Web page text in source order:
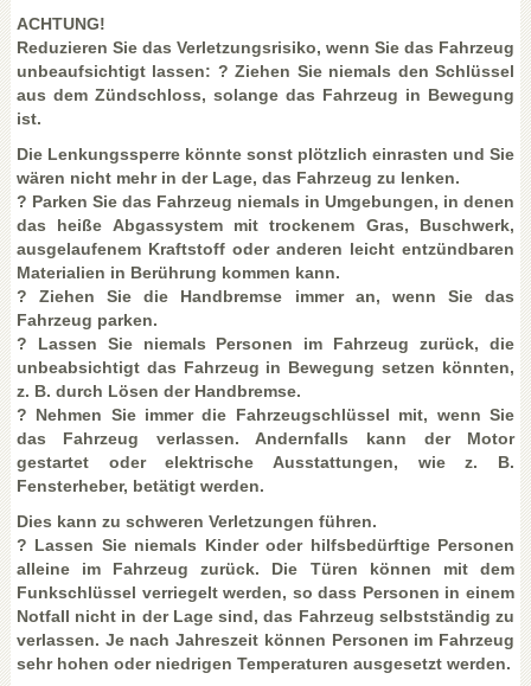
ACHTUNG!
Reduzieren Sie das Verletzungsrisiko, wenn Sie das Fahrzeug
unbeaufsichtigt lassen: ? Ziehen Sie niemals den Schlüssel
aus dem Zündschloss, solange das Fahrzeug in Bewegung
ist.
Die Lenkungssperre könnte sonst plötzlich einrasten und Sie
wären nicht mehr in der Lage, das Fahrzeug zu lenken.
? Parken Sie das Fahrzeug niemals in Umgebungen, in denen
das heiße Abgassystem mit trockenem Gras, Buschwerk,
ausgelaufenem Kraftstoff oder anderen leicht entzündbaren
Materialien in Berührung kommen kann.
? Ziehen Sie die Handbremse immer an, wenn Sie das
Fahrzeug parken.
? Lassen Sie niemals Personen im Fahrzeug zurück, die
unbeabsichtigt das Fahrzeug in Bewegung setzen könnten,
z. B. durch Lösen der Handbremse.
? Nehmen Sie immer die Fahrzeugschlüssel mit, wenn Sie
das Fahrzeug verlassen. Andernfalls kann der Motor
gestartet oder elektrische Ausstattungen, wie z. B.
Fensterheber, betätigt werden.
Dies kann zu schweren Verletzungen führen.
? Lassen Sie niemals Kinder oder hilfsbedürftige Personen
alleine im Fahrzeug zurück. Die Türen können mit dem
Funkschlüssel verriegelt werden, so dass Personen in einem
Notfall nicht in der Lage sind, das Fahrzeug selbstständig zu
verlassen. Je nach Jahreszeit können Personen im Fahrzeug
sehr hohen oder niedrigen Temperaturen ausgesetzt werden.